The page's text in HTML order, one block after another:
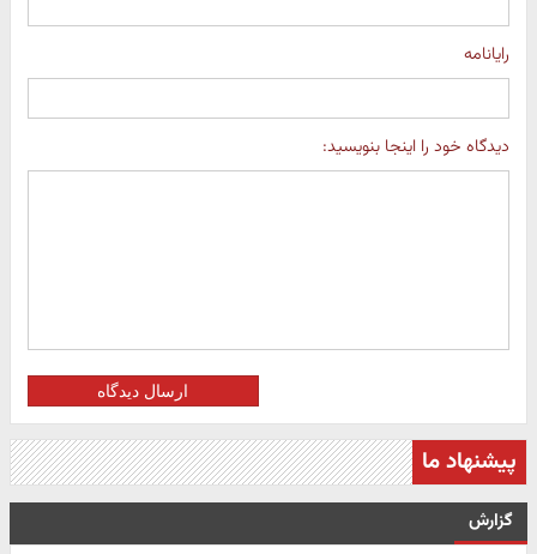
رایانامه
دیدگاه خود را اینجا بنویسید:
ارسال دیدگاه
پیشنهاد ما
گزارش